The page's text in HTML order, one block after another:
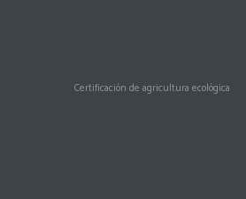
Certificación de agricultura ecológica